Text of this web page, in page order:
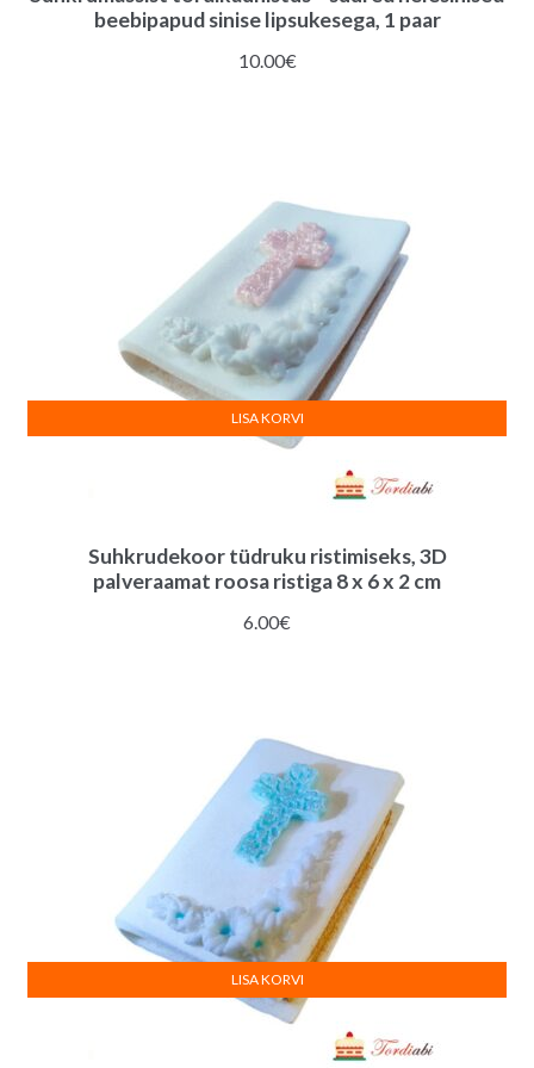
beebipapud sinise lipsukesega, 1 paar
10.00€
Suhkrudekoor tüdruku ristimiseks, 3D
palveraamat roosa ristiga 8 x 6 x 2 cm
6.00€
LISA KORVI
LISA KORVI